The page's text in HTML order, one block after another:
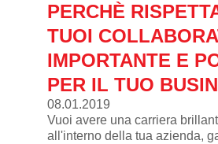
PERCHÈ
TUOI
IMPORTANTE E
PER IL TUO
08.01.2019
Vuoi avere una carriera
all'interno della tua azienda,